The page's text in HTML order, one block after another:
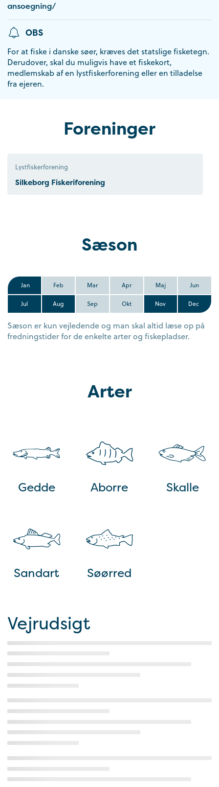
ansoegning/
OBS
For at fiske i danske søer, kræves det statslige fisketegn.
Derudover, skal du muligvis have et fiskekort,
medlemskab af en lystfiskerforening eller en tilladelse
fra ejeren.
Foreninger
Lystfiskerforening
Silkeborg Fiskeriforening
Sæson
Jan Feb Mar Apr Maj Jun
Jul Aug Sep Okt Nov Dec
Sæson er kun vejledende og man skal altid læse op på
fredningstider for de enkelte arter og fiskepladser.
Arter
Gedde Aborre Skalle
Sandart Søørred
Vejrudsigt